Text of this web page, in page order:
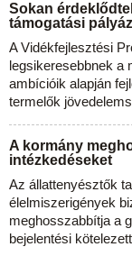
Sokan
támogatási
A Vidékfejlesztési
legsikeresebbnek a
ambícióik alapján
termelők
A kormány
intézkedéseket
Az állattenyésztők
élelmiszerigények
meghosszabbítja a
bejelentési